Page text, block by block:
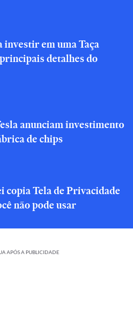
investir em uma Taça
detalhes do
anunciam investimento
de chips
copia Tela de Privacidade
não pode usar
APÓS A PUBLICIDADE